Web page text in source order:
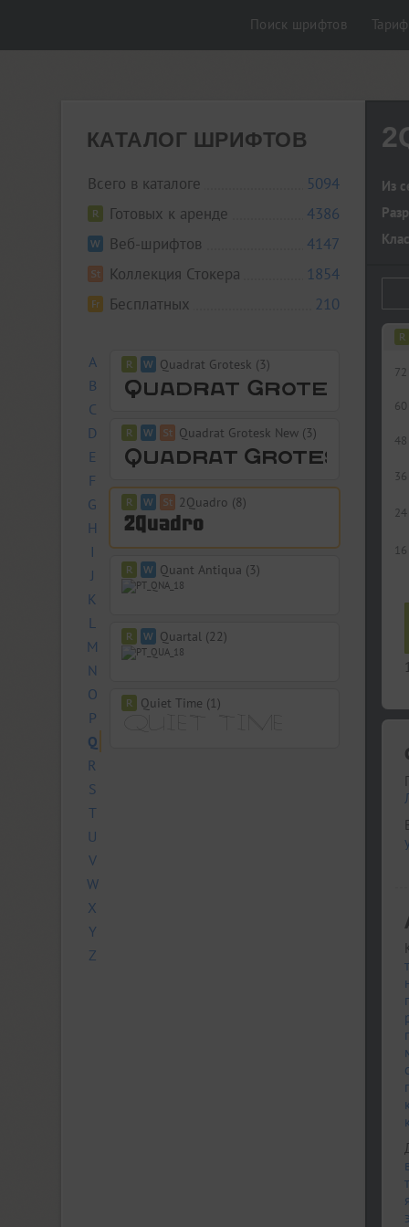
Поиск шрифтов
КАТАЛОГ ШРИФТОВ
Всего в каталоге
5094
Готовых к аренде
4386
Веб-шрифтов
4147
Коллекция Стокера
1854
Бесплатных
210
A
B
C
D
E
F
G
H
I
J
K
L
M
N
O
P
Q
R
S
T
U
V
W
X
Y
Z
Quadrat Grotesk (3)
Quadrat Grotesk New (3)
2Quadro (8)
Quant Antiqua (3)
Quartal (22)
Quiet Time (1)
Из